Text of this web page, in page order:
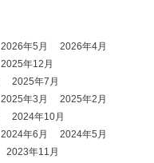
2026年5月
2026年4月
2025年12月
2025年7月
2025年3月
2025年2月
2024年10月
2024年6月
2024年5月
2023年11月